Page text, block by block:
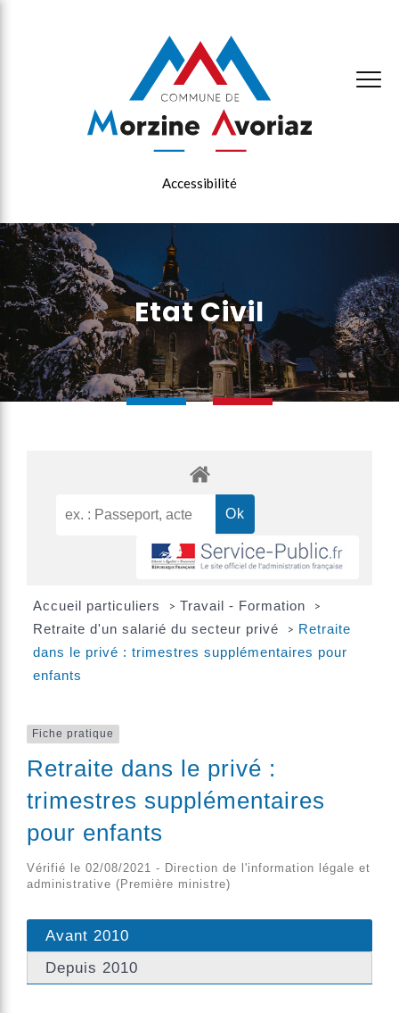
Accessibilité
Etat Civil
Accueil particuliers > Travail - Formation >
Retraite d'un salarié du secteur privé > Retraite
dans le privé : trimestres supplémentaires pour
enfants
Fiche pratique
Retraite dans le privé :
trimestres supplémentaires
pour enfants
Vérifié le 02/08/2021 - Direction de l'information légale et
administrative (Première ministre)
Avant 2010
Depuis 2010